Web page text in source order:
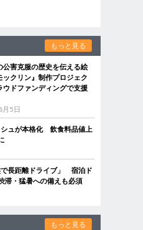
もっと見る
公害克服の歴史を伝える絵
ックリン』制作プロジェク
ドファンディングで支援
5日
シュが本格化 飲食料品値上
長距離ドライブ」 宿泊ド
滞・猛暑への備えも必須
もっと見る